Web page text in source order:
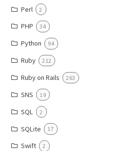
Perl 2
PHP 34
Python 94
Ruby 212
Ruby on Rails 263
SNS 19
SQL 2
SQLite 17
Swift 2